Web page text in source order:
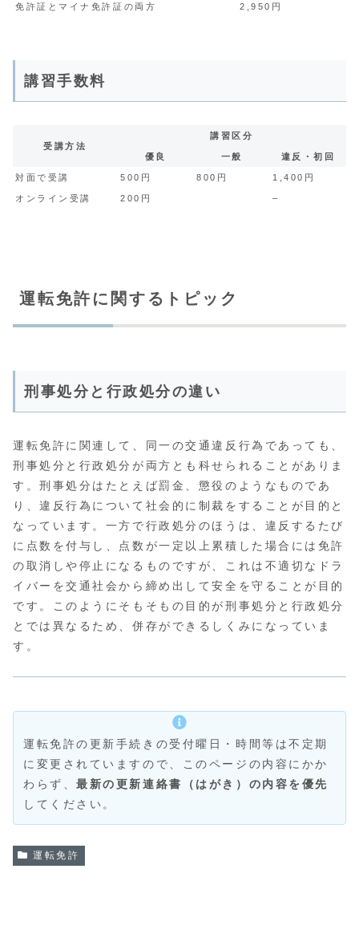
免許証とマイナ免許証の両方 2,950円
講習手数料
受講方法
講習区分
優良 一般 違反・初回
対面で受講 500円 800円 1,400円
オンライン受講 200円 –
運転免許に関するトピック
刑事処分と行政処分の違い
運転免許に関連して、同一の交通違反行為であっても、
刑事処分と行政処分が両方とも科せられることがありま
す。刑事処分はたとえば罰金、懲役のようなものであ
り、違反行為について社会的に制裁をすることが目的と
なっています。一方で行政処分のほうは、違反するたび
に点数を付与し、点数が一定以上累積した場合には免許
の取消しや停止になるものですが、これは不適切なドラ
イバーを交通社会から締め出して安全を守ることが目的
です。このようにそもそもの目的が刑事処分と行政処分
とでは異なるため、併存ができるしくみになっていま
す。
運転免許の更新手続きの受付曜日・時間等は不定期
に変更されていますので、このページの内容にかか
わらず、最新の更新連絡書（はがき）の内容を優先
してください。
運転免許